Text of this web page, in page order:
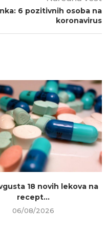
6 pozitivnih osoba na
koronavirus
18 novih lekova na
recept...
06/08/2026